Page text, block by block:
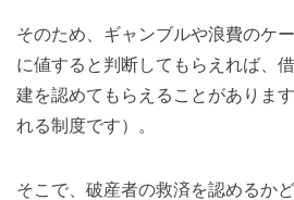
そのため、ギャンブルや浪費のケ
に値すると判断してもらえれば、
建を認めてもらえることがありま
れる制度です）。
そこで、破産者の救済を認めるか